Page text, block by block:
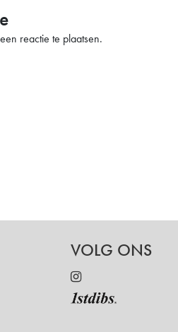
reactie te plaatsen.
VOLG ONS